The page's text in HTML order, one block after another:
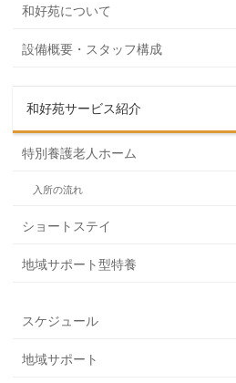
和好苑について
設備概要・スタッフ構成
和好苑サービス紹介
特別養護老人ホーム
入所の流れ
ショートステイ
地域サポート型特養
スケジュール
地域サポート